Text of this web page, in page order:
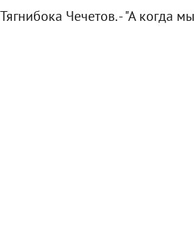
Чечетов. - "А когда мы